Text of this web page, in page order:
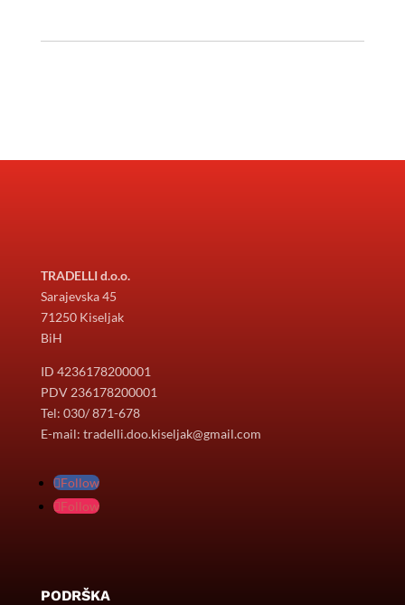
TRADELLI d.o.o.
Sarajevska 45
71250 Kiseljak
BiH
ID 4236178200001
PDV 236178200001
Tel: 030/ 871-678
E-mail: tradelli.doo.kiseljak@gmail.com
Follow
Follow
PODRŠKA